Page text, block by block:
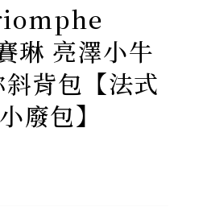
亮澤小牛
背包【法式
廢包】